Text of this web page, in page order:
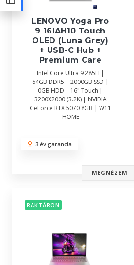
LENOVO Yoga Pro
9 16IAH10 Touch
OLED (Luna Grey)
+ USB-C Hub +
Premium Care
Intel Core Ultra 9 285H |
64GB DDR5 | 2000GB SSD |
0GB HDD | 16" Touch |
3200X2000 (3.2K) | NVIDIA
GeForce RTX 5070 8GB | W11
HOME
3 év garancia
MEGNÉZEM
RAKTÁRON